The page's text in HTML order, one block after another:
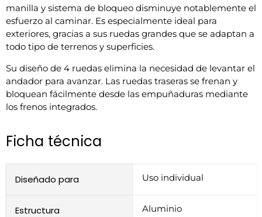
manilla y sistema de bloqueo disminuye notablemente el
esfuerzo al caminar. Es especialmente ideal para
exteriores, gracias a sus ruedas grandes que se adaptan a
todo tipo de terrenos y superficies.
Su diseño de 4 ruedas elimina la necesidad de levantar el
andador para avanzar. Las ruedas traseras se frenan y
bloquean fácilmente desde las empuñaduras mediante
los frenos integrados.
Ficha técnica
Diseñado para Uso individual
Estructura Aluminio